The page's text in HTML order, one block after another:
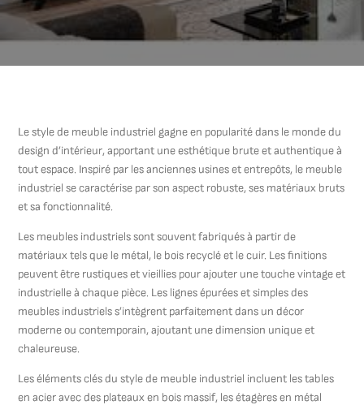
Le style de meuble industriel gagne en popularité dans le monde du
design d’intérieur, apportant une esthétique brute et authentique à
tout espace. Inspiré par les anciennes usines et entrepôts, le meuble
industriel se caractérise par son aspect robuste, ses matériaux bruts
et sa fonctionnalité.
Les meubles industriels sont souvent fabriqués à partir de
matériaux tels que le métal, le bois recyclé et le cuir. Les finitions
peuvent être rustiques et vieillies pour ajouter une touche vintage et
industrielle à chaque pièce. Les lignes épurées et simples des
meubles industriels s’intègrent parfaitement dans un décor
moderne ou contemporain, ajoutant une dimension unique et
chaleureuse.
Les éléments clés du style de meuble industriel incluent les tables
en acier avec des plateaux en bois massif, les étagères en métal